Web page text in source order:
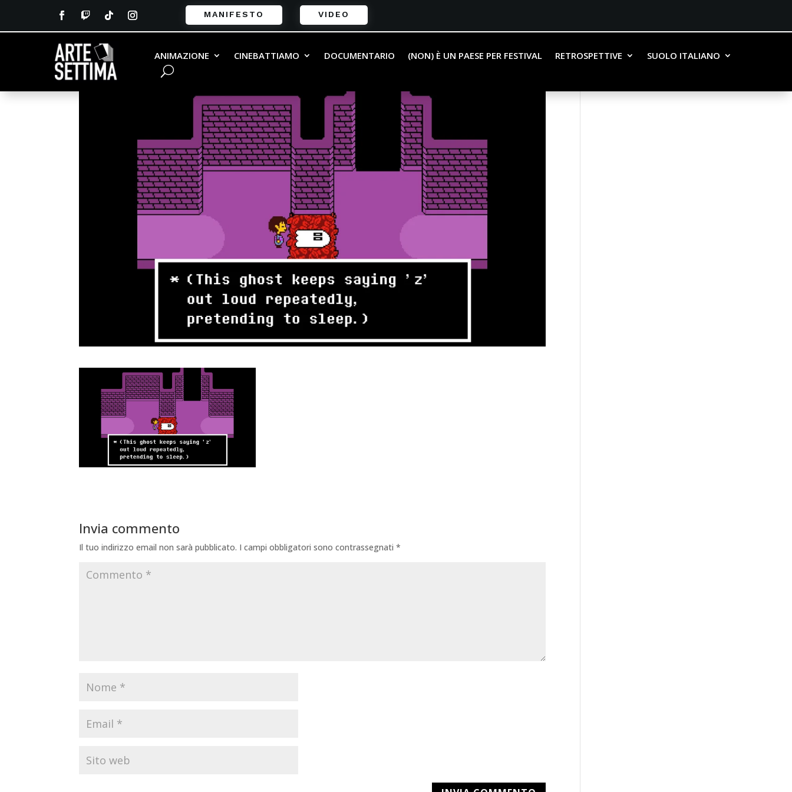
MANIFESTO VIDEO
ANIMAZIONE CINEBATTIAMO DOCUMENTARIO (NON) È UN PAESE PER FESTIVAL RETROSPETTIVE SUOLO ITALIANO
undertale-review-9
daEnrico Sciacovelli |Gen 18, 2018
Invia commento
Il tuo indirizzo email non sarà pubblicato. I campi obbligatori sono contrassegnati*